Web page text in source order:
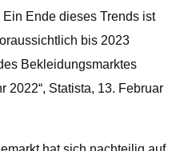
Ende dieses Trends ist
bis 2023
Bekleidungsmarktes
2022“, Statista, 13. Februar